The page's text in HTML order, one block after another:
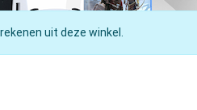
uit deze winkel.